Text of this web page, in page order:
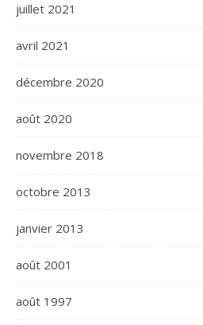
juillet 2021
avril 2021
décembre 2020
août 2020
novembre 2018
octobre 2013
janvier 2013
août 2001
août 1997